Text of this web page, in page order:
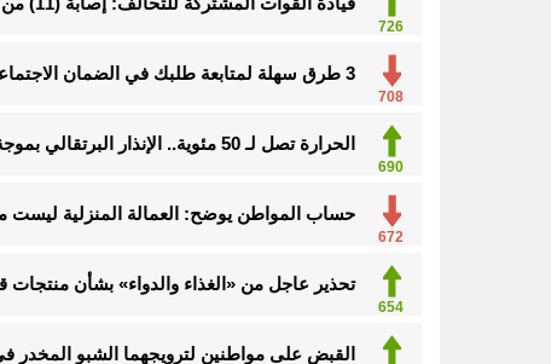
702
قيادة القوات المشتركة للتحالف: إصابة (11) من المدنيين بنجران نتيجة اعتداءات إرهابية حوثية
708
3 طرق سهلة لمتابعة طلبك في الضمان الاجتماعي.. وهذه الفئات معفاة
690
الحرارة تصل لـ 50 مئوية.. الإنذار البرتقالي بموجة حارة على الأحساء وعدة مدن بالشرقية
672
حساب المواطن يوضح: العمالة المنزلية ليست
654
تحذير عاجل من «الغذاء والدواء» بشأن منتجات
القبض على مواطنين لترويجهما الشبو المخدر